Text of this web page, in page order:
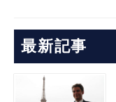
最新記事